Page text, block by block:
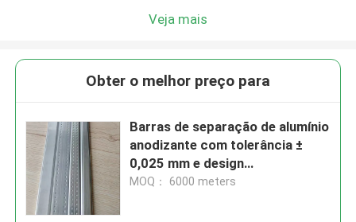
Veja mais
Obter o melhor preço para
Barras de separação de alumínio
anodizante com tolerância ±
0,025 mm e design
personalizado
MOQ： 6000 meters